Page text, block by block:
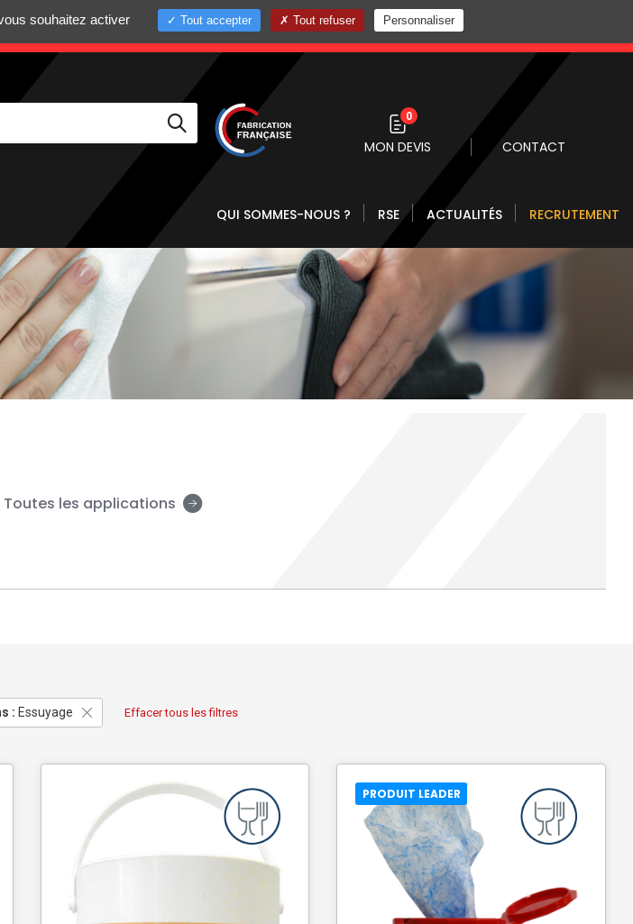
AU +33 (0)4 75 58 80 10
0
MON DEVIS CONTACT
QUI SOMMES-NOUS ? RSE ACTUALITÉS RECRUTEMENT
Toutes les applications
: Essuyage Effacer tous les filtres
PRODUIT LEADER
souhaitez activer Tout accepter Tout refuser Personnaliser